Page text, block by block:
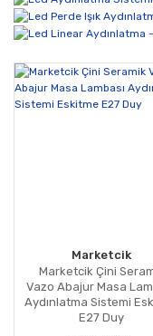
Marketcik
Marketcik Çini
Vazo Abajur Masa
Aydınlatma Sistemi
E27 Duy